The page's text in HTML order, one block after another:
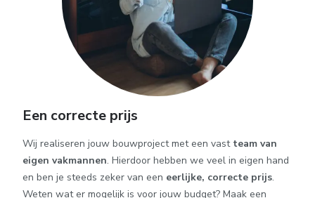
Een correcte prijs
Wij realiseren jouw bouwproject met een vast team van
eigen vakmannen. Hierdoor hebben we veel in eigen hand
en ben je steeds zeker van een eerlijke, correcte prijs.
Weten wat er mogelijk is voor jouw budget? Maak een